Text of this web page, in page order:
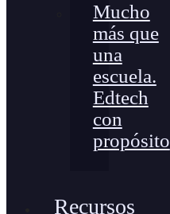
Mucho
más que
una
escuela.
Edtech
con
propósito
Recursos